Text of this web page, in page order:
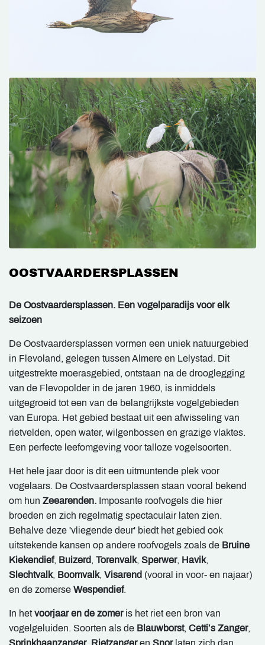
OOSTVAARDERSPLASSEN
De Oostvaardersplassen. Een vogelparadijs voor elk
seizoen
De Oostvaardersplassen vormen een uniek natuurgebied
in Flevoland, gelegen tussen Almere en Lelystad. Dit
uitgestrekte moerasgebied, ontstaan na de drooglegging
van de Flevopolder in de jaren 1960, is inmiddels
uitgegroeid tot een van de belangrijkste vogelgebieden
van Europa. Het gebied bestaat uit een afwisseling van
rietvelden, open water, wilgenbossen en grazige vlaktes.
Een perfecte leefomgeving voor talloze vogelsoorten.
Het hele jaar door is dit een uitmuntende plek voor
vogelaars. De Oostvaardersplassen staan vooral bekend
om hun Zeearenden. Imposante roofvogels die hier
broeden en zich regelmatig spectaculair laten zien.
Behalve deze 'vliegende deur' biedt het gebied ook
uitstekende kansen op andere roofvogels zoals de Bruine
Kiekendief, Buizerd, Torenvalk, Sperwer, Havik,
Slechtvalk, Boomvalk, Visarend (vooral in voor- en najaar)
en de zomerse Wespendief.
In hetvoorjaar en de zomeris het riet een bron van
vogelgeluiden. Soorten als de Blauwborst, Cetti’s Zanger,